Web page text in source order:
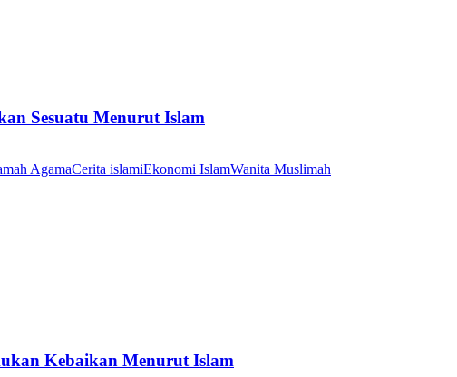
Sesuatu Menurut Islam
AgamaCerita islamiEkonomi IslamWanita Muslimah
Kebaikan Menurut Islam